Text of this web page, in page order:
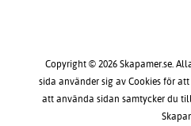
Copyright © 2026 Skapamer.se.
sida använder sig av Cookies för
att använda sidan samtycker du